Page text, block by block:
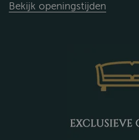
Bekijk openingstijden